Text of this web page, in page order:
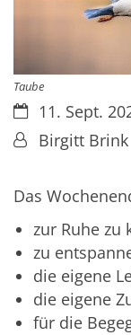
Taube
Datum:11. Sept.
Von:Birgitt Brink
Das
zur Ruhe zu
zu
die eigene
die eigene
für die